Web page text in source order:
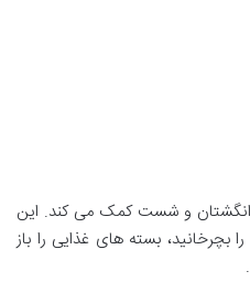
و شست کمک می کند. این
بسته های غذایی را باز